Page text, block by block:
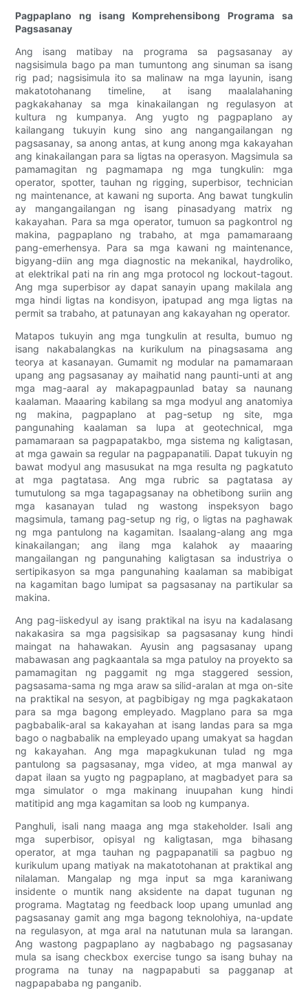
Pagpaplano ng isang Komprehensibong Programa sa
Pagsasanay
Ang isang matibay na programa sa pagsasanay ay
nagsisimula bago pa man tumuntong ang sinuman sa isang
rig pad; nagsisimula ito sa malinaw na mga layunin, isang
makatotohanang timeline, at isang maalalahaning
pagkakahanay sa mga kinakailangan ng regulasyon at
kultura ng kumpanya. Ang yugto ng pagpaplano ay
kailangang tukuyin kung sino ang nangangailangan ng
pagsasanay, sa anong antas, at kung anong mga kakayahan
ang kinakailangan para sa ligtas na operasyon. Magsimula sa
pamamagitan ng pagmamapa ng mga tungkulin: mga
operator, spotter, tauhan ng rigging, superbisor, technician
ng maintenance, at kawani ng suporta. Ang bawat tungkulin
ay mangangailangan ng isang pinasadyang matrix ng
kakayahan. Para sa mga operator, tumuon sa pagkontrol ng
makina, pagpaplano ng trabaho, at mga pamamaraang
pang-emerhensya. Para sa mga kawani ng maintenance,
bigyang-diin ang mga diagnostic na mekanikal, haydroliko,
at elektrikal pati na rin ang mga protocol ng lockout-tagout.
Ang mga superbisor ay dapat sanayin upang makilala ang
mga hindi ligtas na kondisyon, ipatupad ang mga ligtas na
permit sa trabaho, at patunayan ang kakayahan ng operator.
Matapos tukuyin ang mga tungkulin at resulta, bumuo ng
isang nakabalangkas na kurikulum na pinagsasama ang
teorya at kasanayan. Gumamit ng modular na pamamaraan
upang ang pagsasanay ay maihatid nang paunti-unti at ang
mga mag-aaral ay makapagpaunlad batay sa naunang
kaalaman. Maaaring kabilang sa mga modyul ang anatomiya
ng makina, pagpaplano at pag-setup ng site, mga
pangunahing kaalaman sa lupa at geotechnical, mga
pamamaraan sa pagpapatakbo, mga sistema ng kaligtasan,
at mga gawain sa regular na pagpapanatili. Dapat tukuyin ng
bawat modyul ang masusukat na mga resulta ng pagkatuto
at mga pagtatasa. Ang mga rubric sa pagtatasa ay
tumutulong sa mga tagapagsanay na obhetibong suriin ang
mga kasanayan tulad ng wastong inspeksyon bago
magsimula, tamang pag-setup ng rig, o ligtas na paghawak
ng mga pantulong na kagamitan. Isaalang-alang ang mga
kinakailangan; ang ilang mga kalahok ay maaaring
mangailangan ng pangunahing kaligtasan sa industriya o
sertipikasyon sa mga pangunahing kaalaman sa mabibigat
na kagamitan bago lumipat sa pagsasanay na partikular sa
makina.
Ang pag-iiskedyul ay isang praktikal na isyu na kadalasang
nakakasira sa mga pagsisikap sa pagsasanay kung hindi
maingat na hahawakan. Ayusin ang pagsasanay upang
mabawasan ang pagkaantala sa mga patuloy na proyekto sa
pamamagitan ng paggamit ng mga staggered session,
pagsasama-sama ng mga araw sa silid-aralan at mga on-site
na praktikal na sesyon, at pagbibigay ng mga pagkakataon
para sa mga bagong empleyado. Magplano para sa mga
pagbabalik-aral sa kakayahan at isang landas para sa mga
bago o nagbabalik na empleyado upang umakyat sa hagdan
ng kakayahan. Ang mga mapagkukunan tulad ng mga
pantulong sa pagsasanay, mga video, at mga manwal ay
dapat ilaan sa yugto ng pagpaplano, at magbadyet para sa
mga simulator o mga makinang inuupahan kung hindi
matitipid ang mga kagamitan sa loob ng kumpanya.
Panghuli, isali nang maaga ang mga stakeholder. Isali ang
mga superbisor, opisyal ng kaligtasan, mga bihasang
operator, at mga tauhan ng pagpapanatili sa pagbuo ng
kurikulum upang matiyak na makatotohanan at praktikal ang
nilalaman. Mangalap ng mga input sa mga karaniwang
insidente o muntik nang aksidente na dapat tugunan ng
programa. Magtatag ng feedback loop upang umunlad ang
pagsasanay gamit ang mga bagong teknolohiya, na-update
na regulasyon, at mga aral na natutunan mula sa larangan.
Ang wastong pagpaplano ay nagbabago ng pagsasanay
mula sa isang checkbox exercise tungo sa isang buhay na
programa na tunay na nagpapabuti sa pagganap at
nagpapababa ng panganib.